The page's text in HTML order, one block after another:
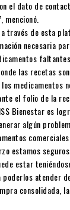
el dato de
mencionó.
a través de esta
necesaria
faltantes.
las recetas
medicamentos
el folio de la
Bienestar es
algún
comerciales
estamos
estar
poderlos atender
consolidada,